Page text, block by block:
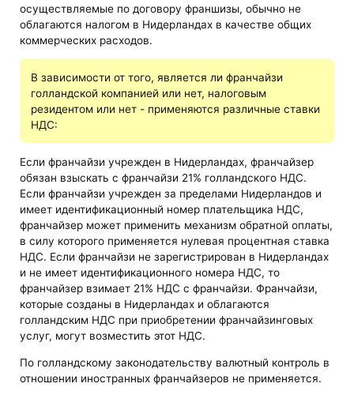
осуществляемые по договору франшизы, обычно не
облагаются налогом в Нидерландах в качестве общих
коммерческих расходов.
В зависимости от того, является ли франчайзи
голландской компанией или нет, налоговым
резидентом или нет - применяются различные ставки
НДС:
Если франчайзи учрежден в Нидерландах, франчайзер
обязан взыскать с франчайзи 21% голландского НДС.
Если франчайзи учрежден за пределами Нидерландов и
имеет идентификационный номер плательщика НДС,
франчайзер может применить механизм обратной оплаты,
в силу которого применяется нулевая процентная ставка
НДС. Если франчайзи не зарегистрирован в Нидерландах
и не имеет идентификационного номера НДС, то
франчайзер взимает 21% НДС с франчайзи. Франчайзи,
которые созданы в Нидерландах и облагаются
голландским НДС при приобретении франчайзинговых
услуг, могут возместить этот НДС.
По голландскому законодательству валютный контроль в
отношении иностранных франчайзеров не применяется.